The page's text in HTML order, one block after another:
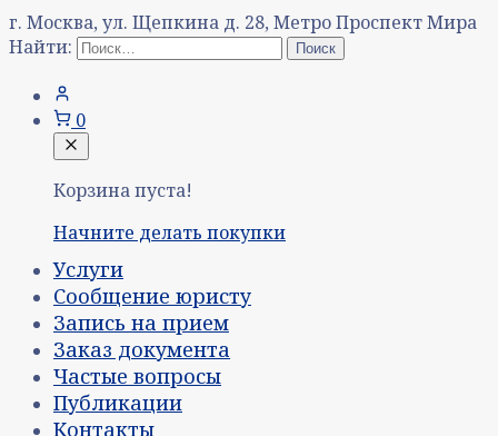
г. Москва, ул. Щепкина д. 28, Метро Проспект Мира
Найти:
0
Корзина пуста!
Начните делать покупки
Услуги
Сообщение юристу
Запись на прием
Заказ документа
Частые вопросы
Публикации
Контакты